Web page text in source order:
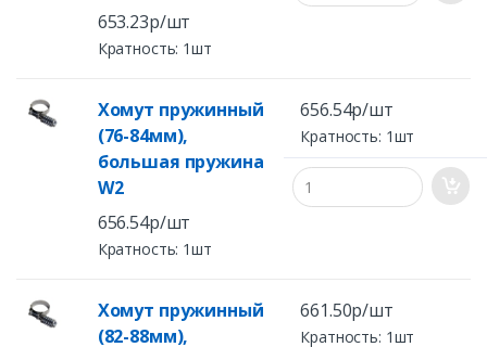
653.23р/шт
Кратность: 1шт
Хомут пружинный
(76-84мм),
большая пружина
W2
656.54р/шт
Кратность: 1шт
656.54р/шт
Кратность: 1шт
Хомут пружинный
(82-88мм),
661.50р/шт
Кратность: 1шт